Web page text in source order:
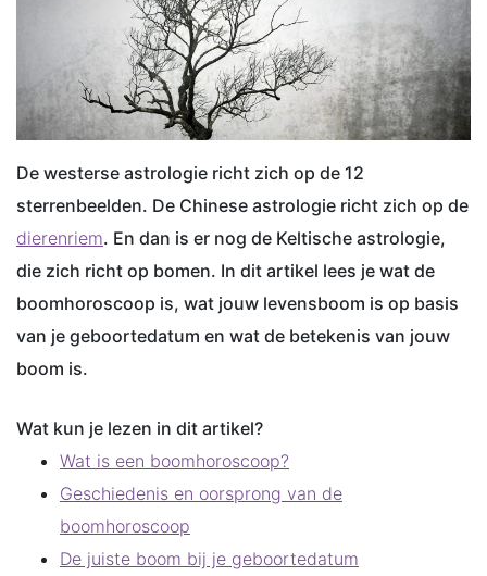
De westerse astrologie richt zich op de 12
sterrenbeelden. De Chinese astrologie richt zich op de
dierenriem. En dan is er nog de Keltische astrologie,
die zich richt op bomen. In dit artikel lees je wat de
boomhoroscoop is, wat jouw levensboom is op basis
van je geboortedatum en wat de betekenis van jouw
boom is.
Wat kun je lezen in dit artikel?
Wat is een boomhoroscoop?
Geschiedenis en oorsprong van de
boomhoroscoop
De juiste boom bij je geboortedatum